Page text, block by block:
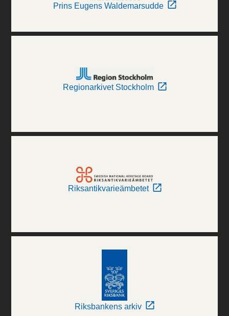
Prins Eugens Waldemarsudde
Regionarkivet Stockholm
Riksantikvarieämbetet
Riksbankens arkiv